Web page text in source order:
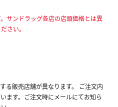
サンドラッグ各店の店頭価格とは異
さい。
る販売店舗が異なります。 ご注文内
ます。ご注文時にメールにてお知ら